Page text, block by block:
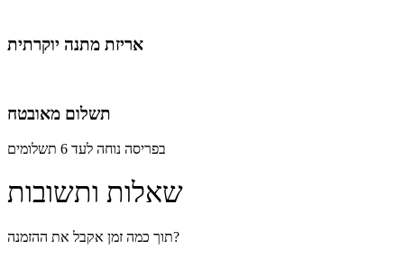
אריזת מתנה יוקרתית
תשלום מאובטח
בפריסה נוחה לעד 6 תשלומים
שאלות ותשובות
תוך כמה זמן אקבל את ההזמנה?